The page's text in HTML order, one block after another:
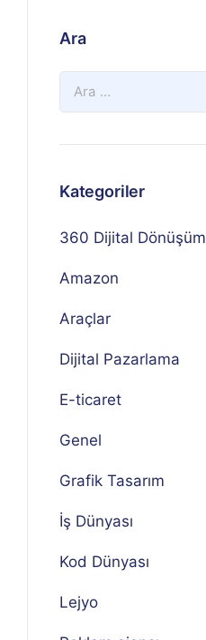
Ara
Kategoriler
360 Dijital Dönüşüm
Amazon
Araçlar
Dijital Pazarlama
E-ticaret
Genel
Grafik Tasarım
İş Dünyası
Kod Dünyası
Lejyo